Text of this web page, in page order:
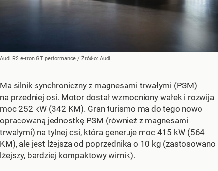
Audi RS e-tron GT performance / Źródło: Audi
Ma silnik synchroniczny z magnesami trwałymi (PSM)
na przedniej osi. Motor dostał wzmocniony wałek i rozwija
moc 252 kW (342 KM). Gran turismo ma do tego nowo
opracowaną jednostkę PSM (również z magnesami
trwałymi) na tylnej osi, która generuje moc 415 kW (564
KM), ale jest lżejsza od poprzednika o 10 kg (zastosowano
lżejszy, bardziej kompaktowy wirnik).